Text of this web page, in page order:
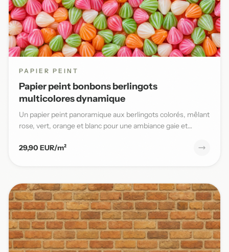
PAPIER PEINT
Papier peint bonbons berlingots
multicolores dynamique
Un papier peint panoramique aux berlingots colorés, mêlant
rose, vert, orange et blanc pour une ambiance gaie et
29,90 EUR/m²